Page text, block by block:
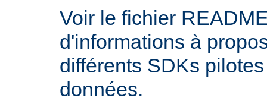
Voir le fichier
d'informations à
différents SDKs
données.